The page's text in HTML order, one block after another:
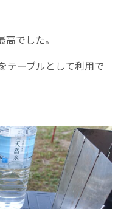
でした。
テーブルとして利用で